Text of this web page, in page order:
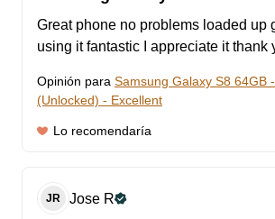
Great phone no problems loaded up
using it fantastic I appreciate it thank
Opinión para Samsung Galaxy S8 64GB
(Unlocked) - Excellent
Lo recomendaría
JR Jose R